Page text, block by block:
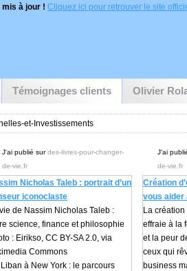
à jour ! Cliquez ici pour retrouver le site
Témoignages clients Olivier
et-Investissements
J'ai publié surdes-livres-pour-changer-
de-vie.fr
Nicholas Taleb : portrait d’un
iconoclaste
de Nassim Nicholas Taleb :
science, finance et philosophie
: Eirikso, CC BY-SA 2.0, via
Commons
Liban à New York : le parcours
J'ai
de-vie.fr
Création
vous aider
La
effraie à la
et la peur
ceux qui
business